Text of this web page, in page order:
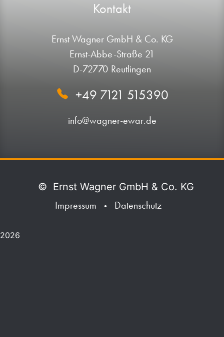
Kontakt
Ernst Wagner GmbH & Co. KG
Ernst-Abbe-Straße 21
D-72770 Reutlingen
+49 7121 515390
info@wagner-ewar.de
© Ernst Wagner GmbH & Co. KG
Impressum
• Datenschutz
2026